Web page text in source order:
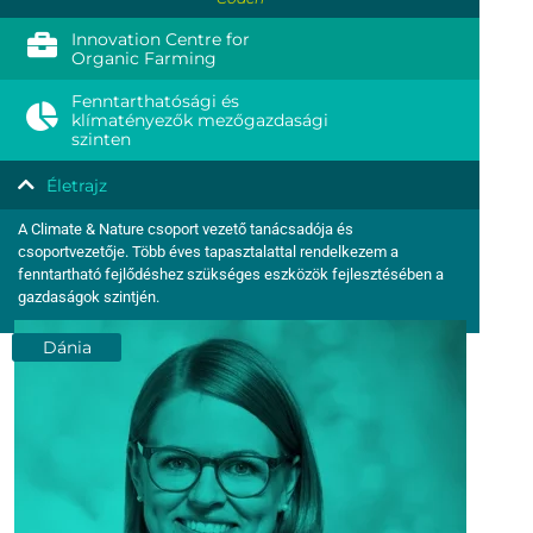
Innovation Centre for
Organic Farming
Fenntarthatósági és
klímatényezők mezőgazdasági
szinten
Életrajz
A Climate & Nature csoport vezető tanácsadója és
csoportvezetője. Több éves tapasztalattal rendelkezem a
fenntartható fejlődéshez szükséges eszközök fejlesztésében a
gazdaságok szintjén.
Dánia